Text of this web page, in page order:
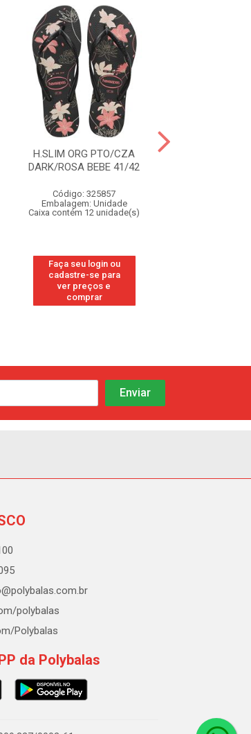
H.SLIM ORG PTO/CZA
DARK/ROSA BEBE 41/42
Código: 325857
Embalagem: Unidade
Caixa contém 12 unidade(s)
Faça seu login ou
cadastre-se para
ver preços e
comprar
polybalas
Polybalas
da Polybalas